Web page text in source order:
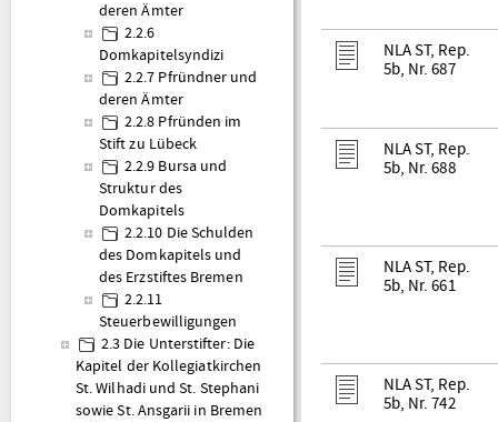
deren Ämter
2.2.6
Domkapitelsyndizi
2.2.7 Pfründner und
deren Ämter
2.2.8 Pfründen im
Stift zu Lübeck
2.2.9 Bursa und
Struktur des
Domkapitels
2.2.10 Die Schulden
des Domkapitels und
des Erzstiftes Bremen
2.2.11
Steuerbewilligungen
2.3 Die Unterstifter: Die
Kapitel der Kollegiatkirchen
St. Wilhadi und St. Stephani
sowie St. Ansgarii in Bremen
NLA ST, Rep.
5b, Nr. 687
NLA ST, Rep.
5b, Nr. 688
NLA ST, Rep.
5b, Nr. 661
NLA ST, Rep.
5b, Nr. 742